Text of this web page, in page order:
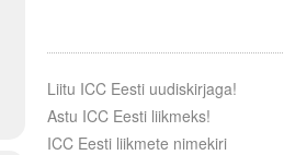
Liitu ICC Eesti uudiskirjaga!
Astu ICC Eesti liikmeks!
ICC Eesti liikmete nimekiri